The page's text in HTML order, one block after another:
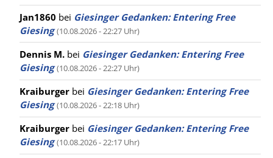
Jan1860 bei Giesinger Gedanken: Entering Free
Giesing (10.08.2026 - 22:27 Uhr)
Dennis M. bei Giesinger Gedanken: Entering Free
Giesing (10.08.2026 - 22:27 Uhr)
Kraiburger bei Giesinger Gedanken: Entering Free
Giesing (10.08.2026 - 22:18 Uhr)
Kraiburger bei Giesinger Gedanken: Entering Free
Giesing (10.08.2026 - 22:17 Uhr)